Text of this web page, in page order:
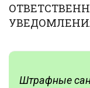
Штрафные